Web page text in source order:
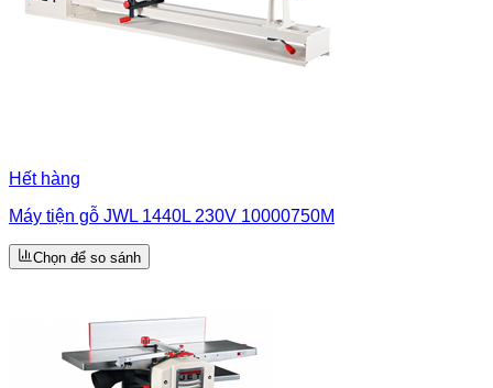
Hết hàng
Máy tiện gỗ JWL 1440L 230V 10000750M
Chọn để so sánh